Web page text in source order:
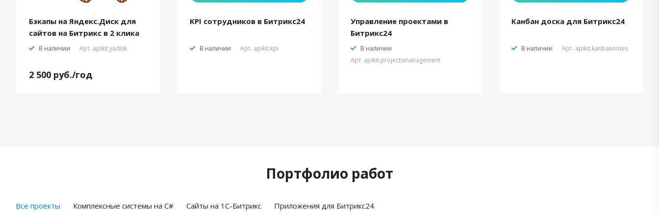
Бэкапы на Яндекс.Диск для
сайтов на Битрикс в 2 клика
В наличии Арт. apikit.yadisk
2 500 руб./год
KPI сотрудников в Битрикс24
В наличии Арт. apikit.kpi
Управление проектами в
Битрикс24
В наличии
Арт. apikit.projectsmanagement
Канбан доска для Битрикс24
В наличии Арт. apikit.kanbannotes
Портфолио работ
Все проекты Комплексные системы на C# Cайты на 1С-Битрикс Приложения для Битрикс24